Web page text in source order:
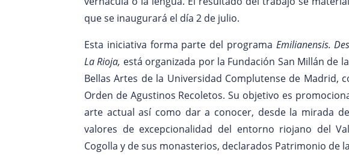
que se inaugurará el día 2 de julio.
Esta iniciativa forma parte del programa Emilianensis.
La Rioja, está organizada por la Fundación San Millán de
Bellas Artes de la Universidad Complutense de Madrid,
Orden de Agustinos Recoletos. Su objetivo es
arte actual así como dar a conocer, desde la mirada
valores de excepcionalidad del entorno riojano del
Cogolla y de sus monasterios, declarados Patrimonio de